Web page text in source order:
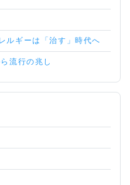
ルギーは「治す」時代へ
流行の兆し